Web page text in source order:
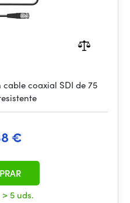
cable coaxial SDI de 75
€
> 5 uds.